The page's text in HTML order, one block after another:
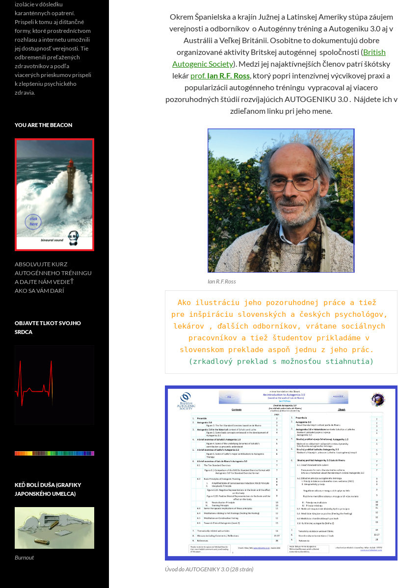
Okrem Španielska a krajín Južnej a Latinskej Ameriky stúpa záujem
verejnosti a odborníkov o Autogénny tréning a Autogeniku 3.0 aj v
Austrálii a Veľkej Británii. Osobitne to dokumentujú dobre
organizované aktivity Britskej autogénnej spoločnosti (British
Autogenic Society). Medzi jej najaktívnejších členov patrí škótsky
lekár prof. Ian R.F. Ross, ktorý popri intenzívnej výcvikovej praxi a
popularizácii autogénneho tréningu vypracoval aj viacero
pozoruhodných štúdií rozvíjajúcich AUTOGENIKU 3.0 . Nájdete ich v
zdieľanom linku pri jeho mene.
Ian R.F.Ross
Ako ilustráciu jeho pozoruhodnej práce a tiež
pre inšpiráciu slovenských a českých psychológov,
lekárov , ďalších odborníkov, vrátane sociálnych
pracovníkov a tiež študentov prikladáme v
slovenskom preklade aspoň jednu z jeho prác.
(zrkadlový preklad s možnosťou stiahnutia)
Úvod do AUTOGENIKY 3.0 (28 strán)
izolácie v dôsledku
karanténnych opatrení.
Prispeli k tomu aj dištančné
formy, ktoré prostredníctvom
rozhlasu a internetu umožnili
jej dostupnosť verejnosti. Tie
odbremenili preťažených
zdravotníkov a podľa
viacerých prieskumov prispeli
k zlepšeniu psychického
zdravia.
YOU ARE THE BEACON
ABSOLVUJTE KURZ
AUTOGÉNNEHO TRÉNINGU
A DAJTE NÁM VEDIEŤ
AKO SA VÁM DARÍ
OBJAVTE TLKOT SVOJHO
SRDCA
KEĎ BOLÍ DUŠA (GRAFIKY
JAPONSKÉHO UMELCA)
Burnout